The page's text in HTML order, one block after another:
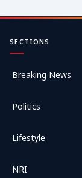
SECTIONS
Breaking News
Politics
Lifestyle
NRI